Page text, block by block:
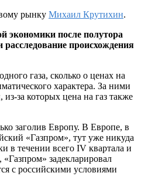
рынку Михаил Крутихин.
экономики после полутора
происхождения
газа, сколько о ценах на
характера. За ними
за которых цена на газ также
заголив Европу. В Европе, в
«Газпром», тут уже никуда
в течении всего IV квартала и
задекларировал
с российскими условиями